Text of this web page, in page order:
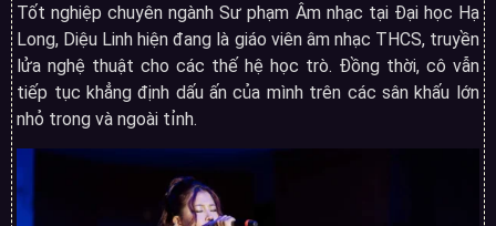
Tốt nghiệp chuyên ngành Sư phạm Âm nhạc tại Đại học Hạ
Long, Diệu Linh hiện đang là giáo viên âm nhạc THCS, truyền
lửa nghệ thuật cho các thế hệ học trò. Đồng thời, cô vẫn
tiếp tục khẳng định dấu ấn của mình trên các sân khấu lớn
nhỏ trong và ngoài tỉnh.